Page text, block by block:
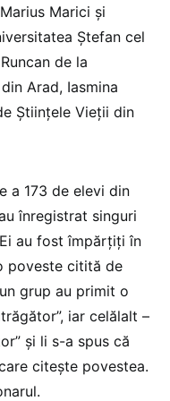
Marici și
Ștefan cel
de la
Arad, Iasmina
Științele Vieții din
a 173 de elevi din
înregistrat singuri
au fost împărțiți în
poveste citită de
grup au primit o
iar celălalt –
și li s-a spus că
citește povestea.